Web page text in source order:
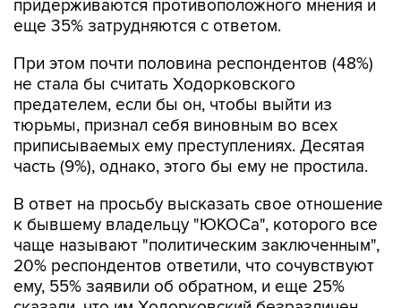
При этом почти половина респондентов (48%)
предателем, если бы он, чтобы выйти из
тюрьмы, признал себя виновным во всех
приписываемых ему преступлениях. Десятая
часть (9%), однако, этого бы ему не простила.
В ответ на просьбу высказать свое отношение
чаще называют "политическим заключенным",
20% респондентов ответили, что сочувствуют
ему, 55% заявили об обратном, и еще 25%
сказали, что им Ходорковский безразличен.